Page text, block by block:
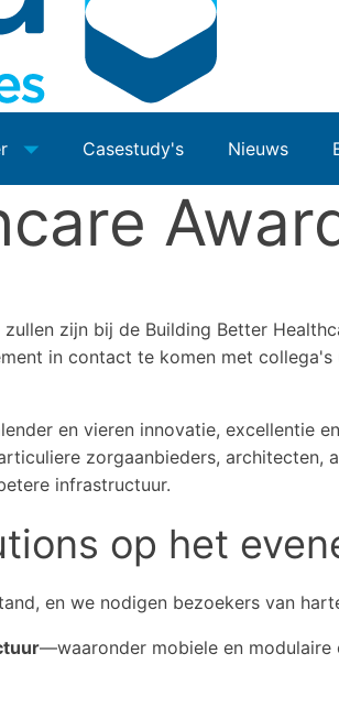
Casestudy's Nieuws
zijn bij de Building Better
in contact te komen met
en vieren innovatie, excellentie
zorgaanbieders, architecten,
infrastructuur.
op het
en we nodigen bezoekers van
—waaronder mobiele en modulaire